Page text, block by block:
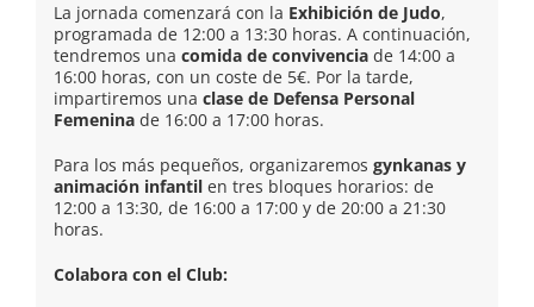
La jornada comenzará con la Exhibición de Judo,
programada de 12:00 a 13:30 horas. A continuación,
tendremos una comida de convivencia de 14:00 a
16:00 horas, con un coste de 5€. Por la tarde,
impartiremos una clase de Defensa Personal
Femenina de 16:00 a 17:00 horas.
Para los más pequeños, organizaremos gynkanas y
animación infantil en tres bloques horarios: de
12:00 a 13:30, de 16:00 a 17:00 y de 20:00 a 21:30
horas.
Colabora con el Club: